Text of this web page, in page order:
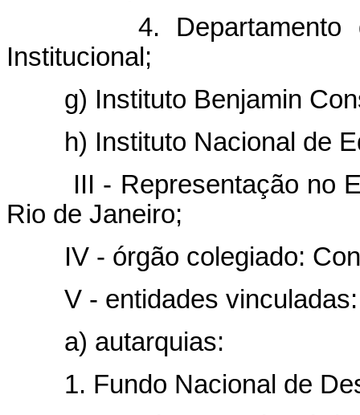
4. Departamento de
Institucional;
g) Instituto Benjamin
h) Instituto Nacional de
III - Representação no
Rio de Janeiro;
IV - órgão colegiado:
V - entidades vinculadas:
a) autarquias:
1. Fundo Nacional de